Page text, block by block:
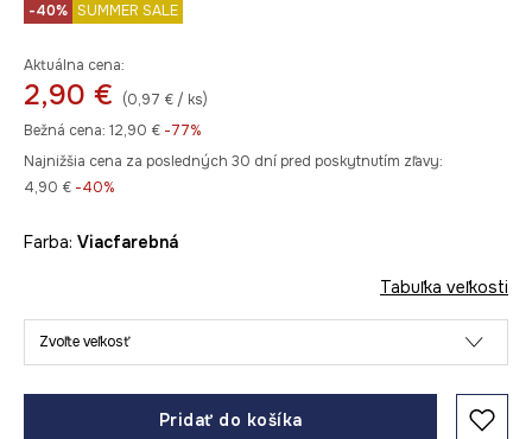
-40% SUMMER SALE
Aktuálna cena:
2,90 €
(0,97 € / ks)
Bežná cena: 12,90 € -77%
Najnižšia cena za posledných 30 dní pred poskytnutím zľavy:
4,90 € -40%
Farba: viacfarebná
Tabuľka veľkosti
Zvoľte veľkosť
Pridať do košíka